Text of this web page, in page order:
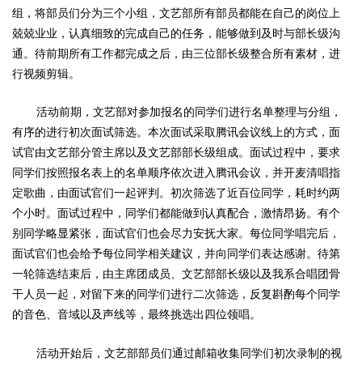
组，将部员们分为三个小组，文艺部所有部员都能在自己的岗位上
兢兢业业，认真细致的完成自己的任务，能够做到及时与部长级沟
通。待前期所有工作都完成之后，由三位部长级整合所有素材，进
行视频剪辑。
活动前期，文艺部对参加报名的同学们进行名单整理与分组，
有序的进行初次面试筛选。本次面试采取腾讯会议线上的方式，面
试官由文艺部分管主席以及文艺部部长级组成。面试过程中，要求
同学们按照报名表上的名单顺序依次进入腾讯会议，并开麦清唱指
定歌曲，由面试官们一起评判。初次筛选了近百位同学，耗时约两
个小时。面试过程中，同学们都能做到认真配合，激情昂扬。有个
别同学略显紧张，面试官们也会尽力安抚大家。每位同学唱完后，
面试官们也会给予每位同学相关建议，并向同学们表达感谢。待第
一轮筛选结束后，由主席团成员、文艺部部长级以及我系合唱团骨
干人员一起，对留下来的同学们进行二次筛选，反复斟酌每个同学
的音色、音域以及声线等，最终挑选出四位领唱。
活动开始后，文艺部部员们通过邮箱收集同学们初次录制的视